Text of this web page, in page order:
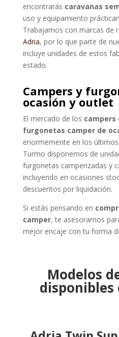
encontrarás caravanas
uso y equipamiento
Trabajamos con marcas de
Adria, por lo que parte de
incluye unidades de estos
estado.
Campers y
ocasión y outlet
El mercado de los campers
furgonetas camper de
enormemente en los
Turmo disponemos de
furgonetas camperizadas y
incluyendo en ocasiones
descuentos por liquidación.
Si estás pensando en
camper, te asesoramos
mejor encaje con tu forma
Modelos
disponibles